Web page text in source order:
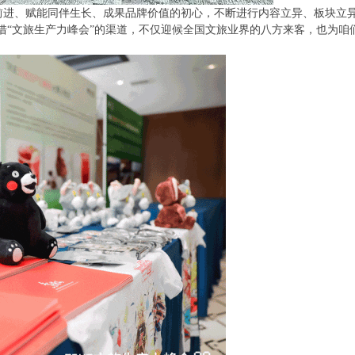
、赋能同伴生长、成果品牌价值的初心，不断进行内容立异、板块立
文旅生产力峰会”的渠道，不仅迎候全国文旅业界的八方来客，也为咱